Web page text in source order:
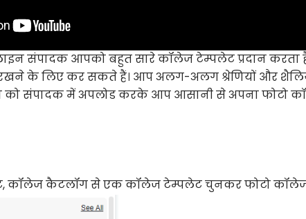
संपादक आपको बहुत सारे कॉलेज टेम्पलेट प्रदान करता
रखने के लिए कर सकते हैं। आप अलग-अलग श्रेणियों और
को संपादक में अपलोड करके आप आसानी से अपना फोटो
कॉलेज कैटलॉग से एक कॉलेज टेम्पलेट चुनकर फोटो